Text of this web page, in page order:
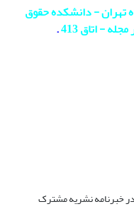
تهران - دانشکده حقوق
.
در خبرنامه نشریه مشترک